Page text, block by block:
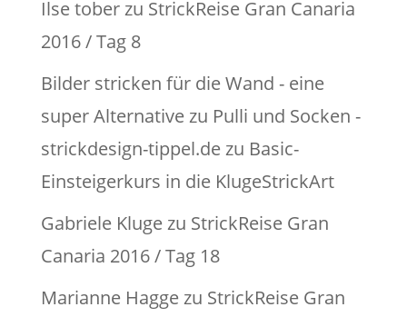
Ilse toberzu StrickReise Gran Canaria
2016 / Tag 8
Bilder stricken für die Wand - eine
super Alternative zu Pulli und Socken -
strickdesign-tippel.dezu Basic-
Einsteigerkurs in die KlugeStrickArt
Gabriele Klugezu StrickReise Gran
Canaria 2016 / Tag 18
Marianne Haggezu StrickReise Gran